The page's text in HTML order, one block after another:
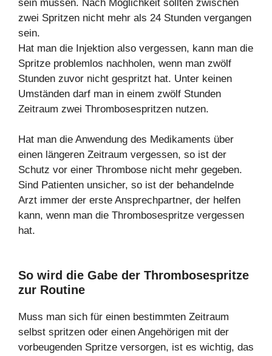
sein müssen. Nach Möglichkeit sollten zwischen
zwei Spritzen nicht mehr als 24 Stunden vergangen
sein.
Hat man die Injektion also vergessen, kann man die
Spritze problemlos nachholen, wenn man zwölf
Stunden zuvor nicht gespritzt hat. Unter keinen
Umständen darf man in einem zwölf Stunden
Zeitraum zwei Thrombosespritzen nutzen.
Hat man die Anwendung des Medikaments über
einen längeren Zeitraum vergessen, so ist der
Schutz vor einer Thrombose nicht mehr gegeben.
Sind Patienten unsicher, so ist der behandelnde
Arzt immer der erste Ansprechpartner, der helfen
kann, wenn man die Thrombosespritze vergessen
hat.
So wird die Gabe der Thrombosespritze
zur Routine
Muss man sich für einen bestimmten Zeitraum
selbst spritzen oder einen Angehörigen mit der
vorbeugenden Spritze versorgen, ist es wichtig, das